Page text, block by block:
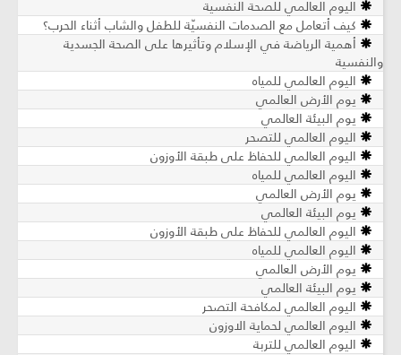
اليوم العالمي للصحة النفسية
كيف أتعامل مع الصدمات النفسيّة للطفل والشاب أثناء الحرب؟
أهمية الرياضة في الإسلام وتأثيرها على الصحة الجسدية
والنفسية
اليوم العالمي للمياه
يوم الأرض العالمي
يوم البيئة العالمي
اليوم العالمي للتصحر
اليوم العالمي للحفاظ على طبقة الأوزون
اليوم العالمي للمياه
يوم الأرض العالمي
يوم البيئة العالمي
اليوم العالمي للحفاظ على طبقة الأوزون
اليوم العالمي للمياه
يوم الأرض العالمي
يوم البيئة العالمي
اليوم العالمي لمكافحة التصحر
اليوم العالمي لحماية الاوزون
اليوم العالمي للتربة